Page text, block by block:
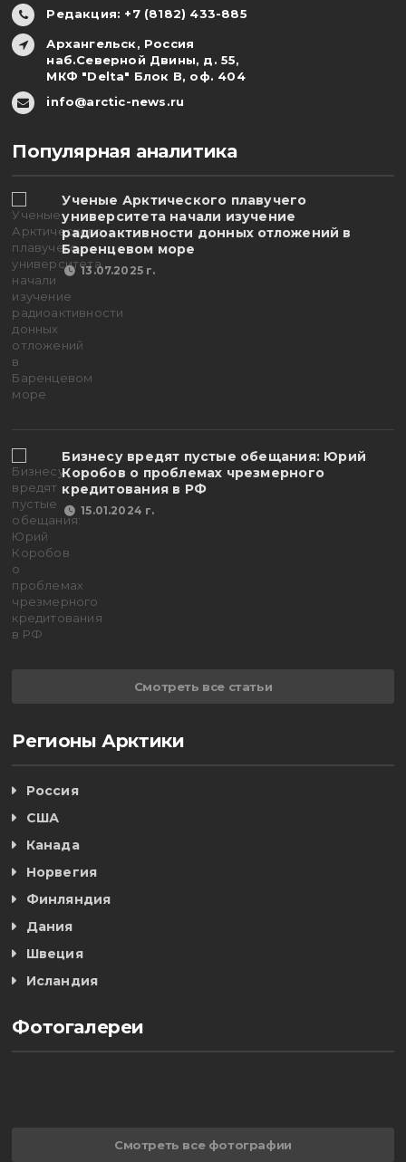
Редакция: +7 (8182) 433-885
Архангельск, Россия
наб.Северной Двины, д. 55,
МКФ "Delta" Блок В, оф. 404
info@arctic-news.ru
Популярная аналитика
Ученые Арктического плавучего
университета начали изучение
радиоактивности донных отложений в
Баренцевом море
13.07.2025 г.
Бизнесу вредят пустые обещания: Юрий
Коробов о проблемах чрезмерного
кредитования в РФ
15.01.2024 г.
Смотреть все статьи
Регионы Арктики
Россия
США
Канада
Норвегия
Финляндия
Дания
Швеция
Исландия
Фотогалереи
Смотреть все фотографии